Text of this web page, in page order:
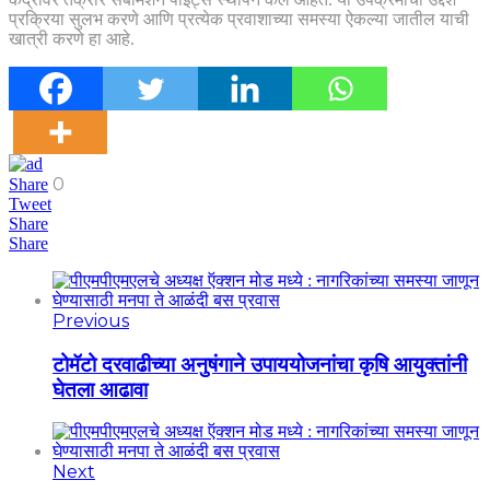
प्रक्रिया सुलभ करणे आणि प्रत्येक प्रवाशाच्या समस्या ऐकल्या जातील याची
खात्री करणे हा आहे.
Share 0
Tweet
Share
Share
Previous
टोमॅटो दरवाढीच्या अनुषंगाने उपाययोजनांचा कृषि आयुक्तांनी
घेतला आढावा
Next